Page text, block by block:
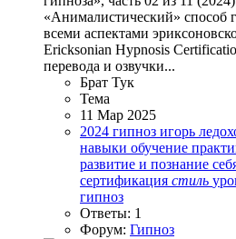
«Анималистический» способ
всеми аспектами
Ericksonian Hypnosis
перевода и озвучки...
Брат Тук
Тема
11 Мар 2025
2024 гипноз игорь
навыки обучение
развитие и познание
сертификация стиль
гипноз
Ответы: 1
Форум: Гипноз